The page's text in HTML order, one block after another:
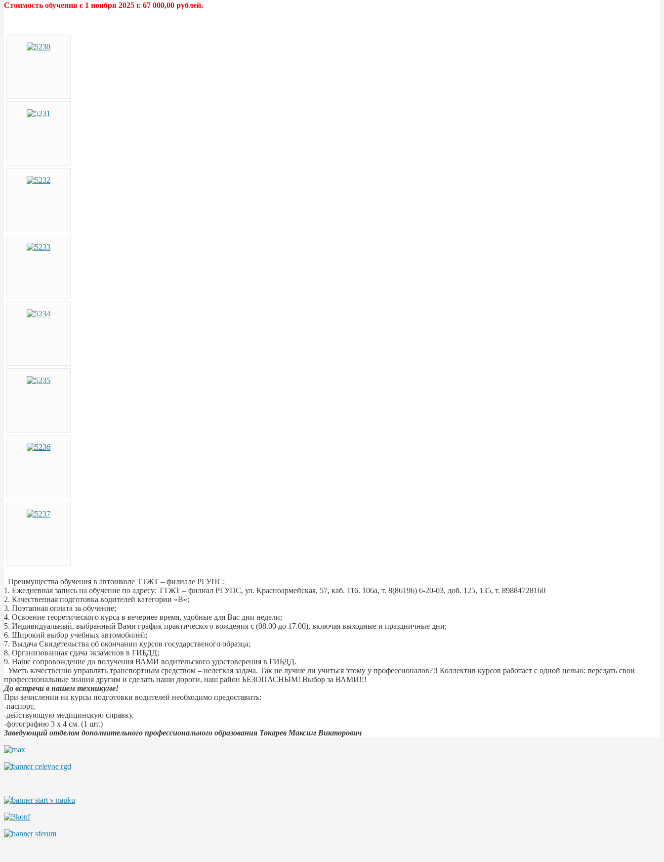
Стоимость обучения с 1 ноября 2025 г. 67 000,00 рублей.
Преимущества обучения в автошколе ТТЖТ – филиале РГУПС:
1. Ежедневная запись на обучение по адресу: ТТЖТ – филиал РГУПС, ул. Красноармейская, 57, каб. 116. 106а, т. 8(86196) 6-20-03, доб. 125, 135, т. 89884728160
2. Качественная подготовка водителей категории «В»;
3. Поэтапная оплата за обучение;
4. Освоение теоретического курса в вечернее время, удобные для Вас дни недели;
5. Индивидуальный, выбранный Вами график практического вождения с (08.00 до 17.00), включая выходные и праздничные дни;
6. Широкий выбор учебных автомобилей;
7. Выдача Свидетельства об окончании курсов государственого образца;
8. Организованная сдача экзаменов в ГИБДД;
9. Наше сопровождение до получения ВАМИ водительского удостоверения в ГИБДД.
Уметь качественно управлять транспортным средством – нелегкая задача. Так не лучше ли учиться этому у профессионалов?!! Коллектив курсов работает с одной целью: передать свои
профессиональные знания другим и сделать наши дороги, наш район БЕЗОПАСНЫМ! Выбор за ВАМИ!!!
До встречи в нашем техникуме!
При зачислении на курсы подготовки водителей необходимо предоставить:
-паспорт,
-действующую медицинскую справку,
-фотографию 3 х 4 см. (1 шт.)
Заведующий отделом дополнительного профессионального образования Токарев Максим Викторович